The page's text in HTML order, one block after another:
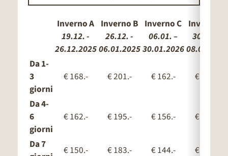
Inverno A
19.12. -
26.12.2025
Inverno B
26.12. -
06.01.2025
Inverno C
06.01. –
30.01.2026
Inverno D
30.01. –
08.02.2026
Da 1-
3
giorni
€ 168.- € 201.- € 162.- € 175.-
Da 4-
6
giorni
€ 162.- € 195.- € 156.- € 169.-
Da 7
€ 150.- € 183.- € 144.-
€ 157.-